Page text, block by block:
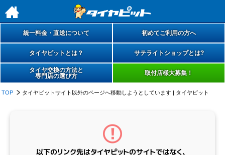
h
統一料金・直送について 初めてご利用の方へ
タイヤピットとは？ サテライトショップとは?
タイヤ交換の方法と
専門店の選び方
取付店様大募集！
TOP タイヤピットサイト以外のページへ移動しようとしています | タイヤピット
以下のリンク先はタイヤピットのサイトではなく、